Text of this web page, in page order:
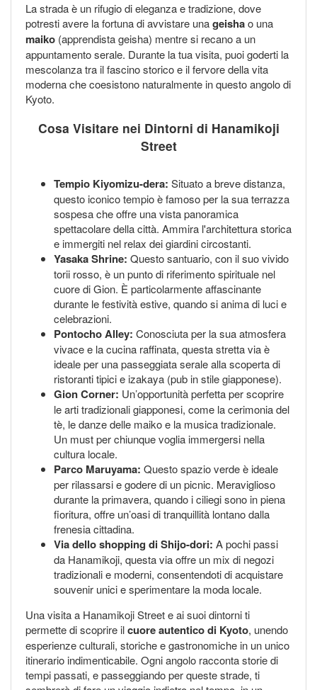
La strada è un rifugio di eleganza e tradizione, dove
potresti avere la fortuna di avvistare unageishao una
maiko (apprendista geisha) mentre si recano a un
appuntamento serale. Durante la tua visita, puoi goderti la
mescolanza tra il fascino storico e il fervore della vita
moderna che coesistono naturalmente in questo angolo di
Kyoto.
Cosa Visitare nei Dintorni di Hanamikoji
Street
Tempio Kiyomizu-dera: Situato a breve distanza,
questo iconico tempio è famoso per la sua terrazza
sospesa che offre una vista panoramica
spettacolare della città. Ammira l'architettura storica
e immergiti nel relax dei giardini circostanti.
Yasaka Shrine: Questo santuario, con il suo vivido
torii rosso, è un punto di riferimento spirituale nel
cuore di Gion. È particolarmente affascinante
durante le festività estive, quando si anima di luci e
celebrazioni.
Pontocho Alley: Conosciuta per la sua atmosfera
vivace e la cucina raffinata, questa stretta via è
ideale per una passeggiata serale alla scoperta di
ristoranti tipici e izakaya (pub in stile giapponese).
Gion Corner: Un’opportunità perfetta per scoprire
le arti tradizionali giapponesi, come la cerimonia del
tè, le danze delle maiko e la musica tradizionale.
Un must per chiunque voglia immergersi nella
cultura locale.
Parco Maruyama: Questo spazio verde è ideale
per rilassarsi e godere di un picnic. Meraviglioso
durante la primavera, quando i ciliegi sono in piena
fioritura, offre un’oasi di tranquillità lontano dalla
frenesia cittadina.
Via dello shopping di Shijo-dori: A pochi passi
da Hanamikoji, questa via offre un mix di negozi
tradizionali e moderni, consentendoti di acquistare
souvenir unici e sperimentare la moda locale.
Una visita a Hanamikoji Street e ai suoi dintorni ti
permette di scoprire ilcuore autentico di Kyoto, unendo
esperienze culturali, storiche e gastronomiche in un unico
itinerario indimenticabile. Ogni angolo racconta storie di
tempi passati, e passeggiando per queste strade, ti